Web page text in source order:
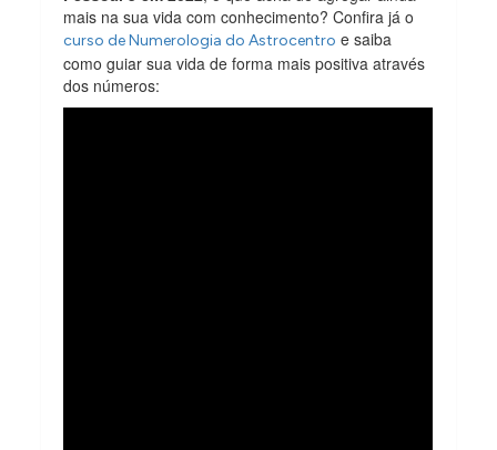
mais na sua vida com conhecimento? Confira já o
curso de Numerologia do Astrocentro e saiba
como guiar sua vida de forma mais positiva através
dos números: